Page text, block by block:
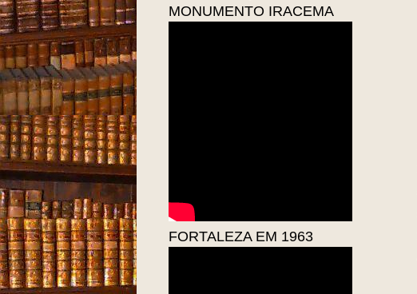
MONUMENTO IRACEMA
FORTALEZA EM 1963